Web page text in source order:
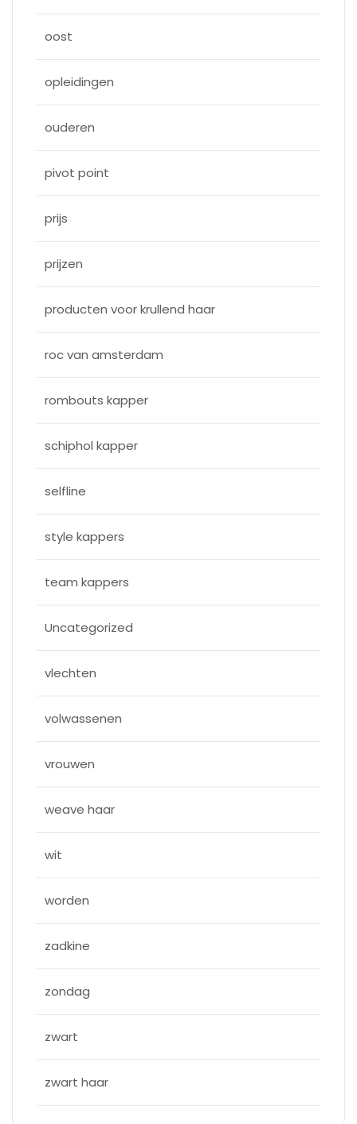
oost
opleidingen
ouderen
pivot point
prijs
prijzen
producten voor krullend haar
roc van amsterdam
rombouts kapper
schiphol kapper
selfline
style kappers
team kappers
Uncategorized
vlechten
volwassenen
vrouwen
weave haar
wit
worden
zadkine
zondag
zwart
zwart haar